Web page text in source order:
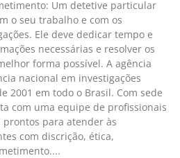
Um detetive particular
o seu trabalho e com os
Ele deve dedicar tempo e
necessárias e resolver os
forma possível. A agência
nacional em investigações
2001 em todo o Brasil. Com sede
com uma equipe de profissionais
para atender às
com discrição, ética,